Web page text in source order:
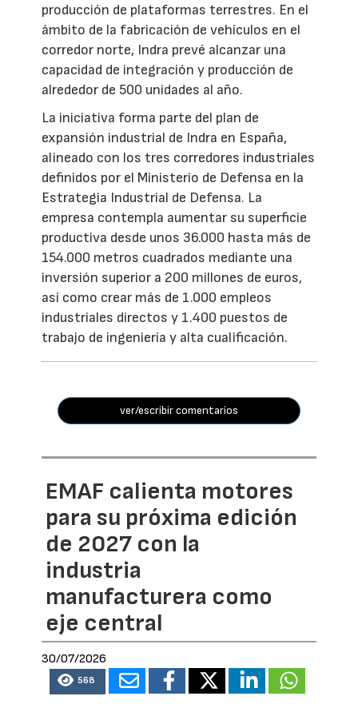
producción de plataformas terrestres. En el
ámbito de la fabricación de vehículos en el
corredor norte, Indra prevé alcanzar una
capacidad de integración y producción de
alrededor de 500 unidades al año.
La iniciativa forma parte del plan de
expansión industrial de Indra en España,
alineado con los tres corredores industriales
definidos por el Ministerio de Defensa en la
Estrategia Industrial de Defensa. La
empresa contempla aumentar su superficie
productiva desde unos 36.000 hasta más de
154.000 metros cuadrados mediante una
inversión superior a 200 millones de euros,
así como crear más de 1.000 empleos
industriales directos y 1.400 puestos de
trabajo de ingeniería y alta cualificación.
ver/escribir comentarios
EMAF calienta motores
para su próxima edición
de 2027 con la
industria
manufacturera como
eje central
30/07/2026
568